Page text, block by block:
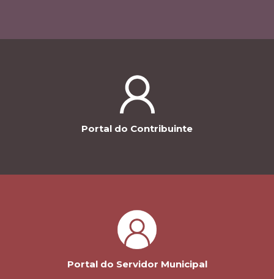
Portal do Contribuinte
Portal do Servidor Municipal